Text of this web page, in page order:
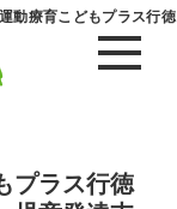
動療育こどもプラス行徳
プラス行徳